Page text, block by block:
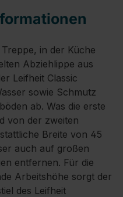
in der Küche
Abziehlippe aus
Leifheit Classic
sowie Schmutz
ab. Was die erste
von der zweiten
Breite von 45
auch auf großen
entfernen. Für die
Arbeitshöhe sorgt der
des Leifheit